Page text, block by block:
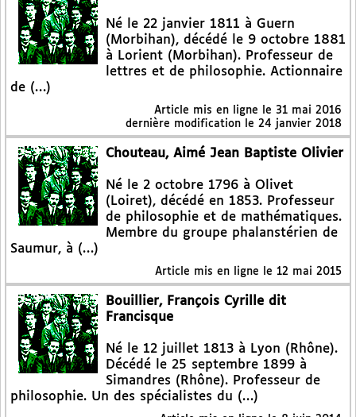
Né le 22 janvier 1811 à Guern
(Morbihan), décédé le 9 octobre 1881
à Lorient (Morbihan). Professeur de
lettres et de philosophie. Actionnaire
de (…)
Article mis en ligne le 31 mai 2016
dernière modification le 24 janvier 2018
Chouteau, Aimé Jean Baptiste Olivier
Né le 2 octobre 1796 à Olivet
(Loiret), décédé en 1853. Professeur
de philosophie et de mathématiques.
Membre du groupe phalanstérien de
Saumur, à (…)
Article mis en ligne le 12 mai 2015
Bouillier, François Cyrille dit
Francisque
Né le 12 juillet 1813 à Lyon (Rhône).
Décédé le 25 septembre 1899 à
Simandres (Rhône). Professeur de
philosophie. Un des spécialistes du (…)